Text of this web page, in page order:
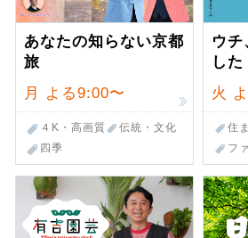
あなたの知らない京都
旅
月
よる9:00〜
４K・高画質
伝統・文化
四季
ウチ
した
火
住
フ